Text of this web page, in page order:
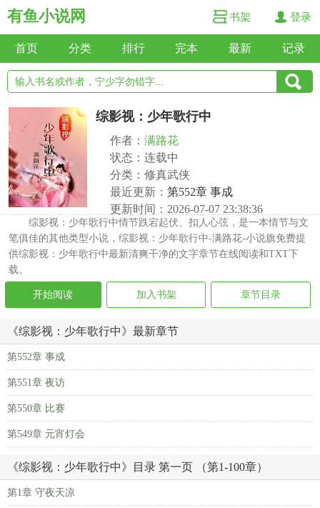
有鱼小说网 书架 登录
首页 分类 排行 完本 最新 记录
综影视：少年歌行中
作者： 满路花
状态：连载中
分类：修真武侠
最近更新： 第552章 事成
更新时间：2026-07-07 23:38:36
综影视：少年歌行中情节跌宕起伏、扣人心弦，是一本情节与文
笔俱佳的其他类型小说，综影视：少年歌行中-满路花-小说旗免费提
供综影视：少年歌行中最新清爽干净的文字章节在线阅读和TXT下
载。
开始阅读 加入书架 章节目录
《综影视：少年歌行中》最新章节
第552章 事成
第551章 夜访
第550章 比赛
第549章 元宵灯会
《综影视：少年歌行中》目录 第一页 （第1-100章）
第1章 守夜天凉